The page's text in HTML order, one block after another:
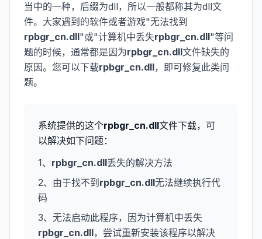
当中的一种，后缀为dll，所以一般都称其为dll文
件。大家遇到的软件或者游戏"无法找到
rpbgr_cn.dll"或"计算机中丢失rpbgr_cn.dll"等问
题的时候，通常都是因为rpbgr_cn.dll文件缺失的
原因。您可以下载rpbgr_cn.dll，即可修复此类问
题。
系统提供的这个rpbgr_cn.dll文件下载，可
以解决如下问题：
1、 rpbgr_cn.dll丢失的解决方法
2、由于找不到 rpbgr_cn.dll无法继续执行代
码
3、无法启动此程序，因为计算机中丢失
rpbgr_cn.dll，尝试重新安装该程序以解决